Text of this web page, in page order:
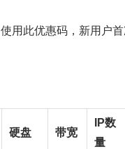
使用此优惠码，新用户
硬盘 带宽
IP数
量